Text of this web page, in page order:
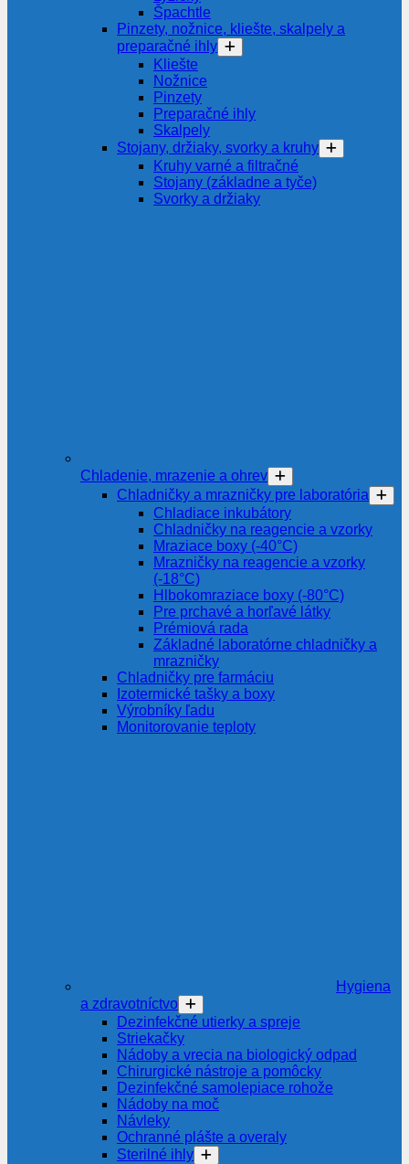
Špachtle
Pinzety, nožnice, kliešte, skalpely a
preparačné ihly
Kliešte
Nožnice
Pinzety
Preparačné ihly
Skalpely
Stojany, držiaky, svorky a kruhy
Kruhy varné a filtračné
Stojany (základne a tyče)
Svorky a držiaky
Chladenie, mrazenie a ohrev
Chladničky a mrazničky pre laboratória
Chladiace inkubátory
Chladničky na reagencie a vzorky
Mraziace boxy (-40°C)
Mrazničky na reagencie a vzorky
(-18°C)
Hlbokomraziace boxy (-80°C)
Pre prchavé a horľavé látky
Prémiová rada
Základné laboratórne chladničky a
mrazničky
Chladničky pre farmáciu
Izotermické tašky a boxy
Výrobníky ľadu
Monitorovanie teploty
Hygiena
a zdravotníctvo
Dezinfekčné utierky a spreje
Striekačky
Nádoby a vrecia na biologický odpad
Chirurgické nástroje a pomôcky
Dezinfekčné samolepiace rohože
Nádoby na moč
Návleky
Ochranné plášte a overaly
Sterilné ihly